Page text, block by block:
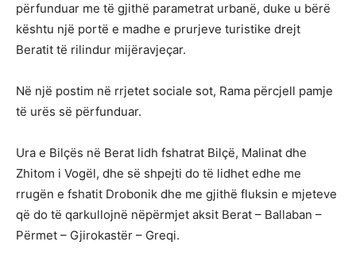
përfunduar me të gjithë parametrat urbanë, duke u bërë
kështu një portë e madhe e prurjeve turistike drejt
Beratit të rilindur mijëravjeçar.
Në një postim në rrjetet sociale sot, Rama përcjell pamje
të urës së përfunduar.
Ura e Bilçës në Berat lidh fshatrat Bilçë, Malinat dhe
Zhitom i Vogël, dhe së shpejti do të lidhet edhe me
rrugën e fshatit Drobonik dhe me gjithë fluksin e mjeteve
që do të qarkullojnë nëpërmjet aksit Berat – Ballaban –
Përmet – Gjirokastër – Greqi.